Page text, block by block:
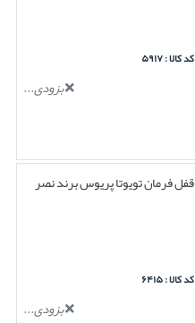
کد کالا : ۵۹۱۷
بزودی...
قفل فرمان تویوتا پریوس برند نصر
کد کالا : ۶۴۱۵
بزودی...